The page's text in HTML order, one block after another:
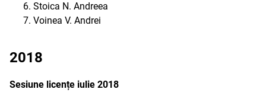
Stoica N. Andreea
Voinea V. Andrei
2018
Sesiune licențe iulie 2018